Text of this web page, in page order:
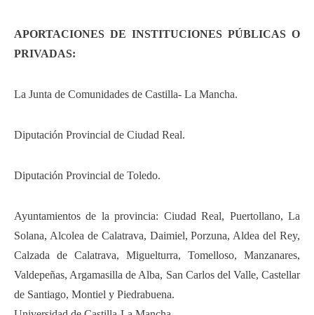
APORTACIONES DE INSTITUCIONES PÚBLICAS O
PRIVADAS:
La Junta de Comunidades de Castilla- La Mancha.
Diputación Provincial de Ciudad Real.
Diputación Provincial de Toledo.
Ayuntamientos de la provincia: Ciudad Real, Puertollano, La
Solana, Alcolea de Calatrava, Daimiel, Porzuna, Aldea del Rey,
Calzada de Calatrava, Miguelturra, Tomelloso, Manzanares,
Valdepeñas, Argamasilla de Alba, San Carlos del Valle, Castellar
de Santiago, Montiel y Piedrabuena.